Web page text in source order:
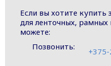
Если вы хотите купить
для ленточных, рамных
можете:
Позвонить: